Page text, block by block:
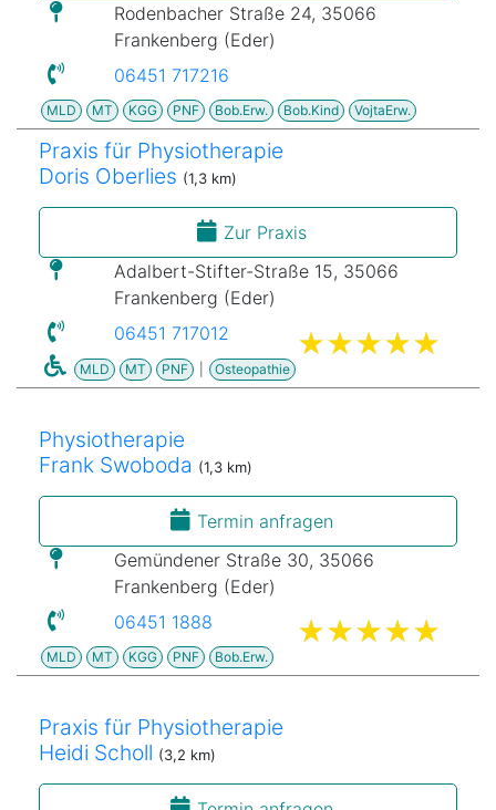
Rodenbacher Straße 24, 35066
Frankenberg (Eder)
06451 717216
MLD MT KGG PNF Bob.Erw. Bob.Kind VojtaErw.
Praxis für Physiotherapie
Doris Oberlies (1,3 km)
Zur Praxis
Adalbert-Stifter-Straße 15, 35066
Frankenberg (Eder)
06451 717012
MLD MT PNF Osteopathie
Physiotherapie
Frank Swoboda (1,3 km)
Termin anfragen
Gemündener Straße 30, 35066
Frankenberg (Eder)
06451 1888
MLD MT KGG PNF Bob.Erw.
Praxis für Physiotherapie
Heidi Scholl (3,2 km)